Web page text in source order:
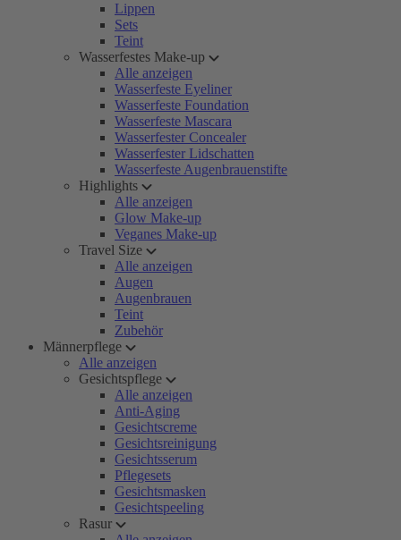
Lippen
Sets
Teint
Wasserfestes Make-up
Alle anzeigen
Wasserfeste Eyeliner
Wasserfeste Foundation
Wasserfeste Mascara
Wasserfester Concealer
Wasserfester Lidschatten
Wasserfeste Augenbrauenstifte
Highlights
Alle anzeigen
Glow Make-up
Veganes Make-up
Travel Size
Alle anzeigen
Augen
Augenbrauen
Teint
Zubehör
Männerpflege
Alle anzeigen
Gesichtspflege
Alle anzeigen
Anti-Aging
Gesichtscreme
Gesichtsreinigung
Gesichtsserum
Pflegesets
Gesichtsmasken
Gesichtspeeling
Rasur